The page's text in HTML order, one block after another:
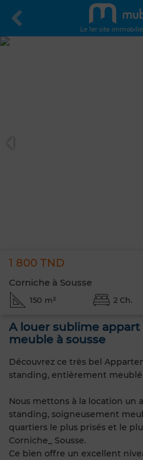
Le 1er site
1 800 TND
Corniche à Sousse
150 m² 2 Ch.
A louer sublime
meuble à sousse
Découvrez ce très bel
standing, entièrement meublé
Nous mettons à la location un
standing, soigneusement
quartiers le plus prisés et le
Corniche_ Sousse.
Ce bien offre un excellent